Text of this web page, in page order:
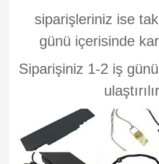
siparişleriniz ise
günü içerisinde
Siparişiniz 1-2 iş